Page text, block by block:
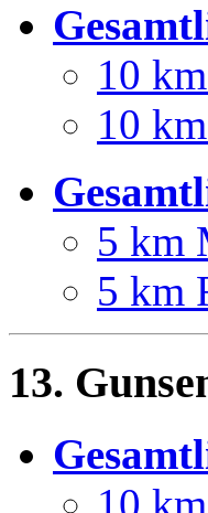
10
10
5 km
5 km
13.
10